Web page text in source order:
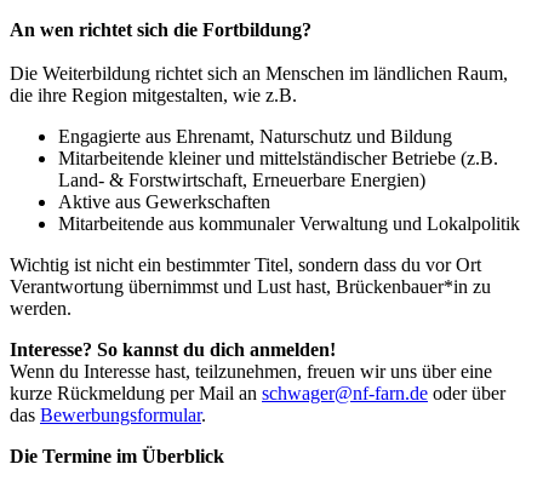
An wen richtet sich die Fortbildung?
Die Weiterbildung richtet sich an Menschen im ländlichen Raum,
die ihre Region mitgestalten, wie z.B.
Engagierte aus Ehrenamt, Naturschutz und Bildung
Mitarbeitende kleiner und mittelständischer Betriebe (z.B.
Land- & Forstwirtschaft, Erneuerbare Energien)
Aktive aus Gewerkschaften
Mitarbeitende aus kommunaler Verwaltung und Lokalpolitik
Wichtig ist nicht ein bestimmter Titel, sondern dass du vor Ort
Verantwortung übernimmst und Lust hast, Brückenbauer*in zu
werden.
Interesse? So kannst du dich anmelden!
Wenn du Interesse hast, teilzunehmen, freuen wir uns über eine
kurze Rückmeldung per Mail an schwager@nf-farn.de oder über
das Bewerbungsformular.
Die Termine im Überblick